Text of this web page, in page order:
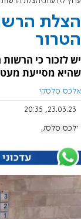
הצלת
הטרור
יש לזכור כי
שהיא מסייעת
אלכס סלסקי
23.03.23, 20:35
אלכס סלסקי